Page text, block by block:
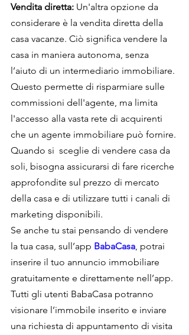
Vendita diretta: Un'altra opzione da
considerare è la vendita diretta della
casa vacanze. Ciò significa vendere la
casa in maniera autonoma, senza
l’aiuto di un intermediario immobiliare.
Questo permette di risparmiare sulle
commissioni dell'agente, ma limita
l'accesso alla vasta rete di acquirenti
che un agente immobiliare può fornire.
Quando si  sceglie di vendere casa da
soli, bisogna assicurarsi di fare ricerche
approfondite sul prezzo di mercato
della casa e di utilizzare tutti i canali di
marketing disponibili.
Se anche tu stai pensando di vendere
la tua casa, sull’app BabaCasa , potrai
inserire il tuo annuncio immobiliare
gratuitamente e direttamente nell’app.
Tutti gli utenti BabaCasa potranno
visionare l’immobile inserito e inviare
una richiesta di appuntamento di visita